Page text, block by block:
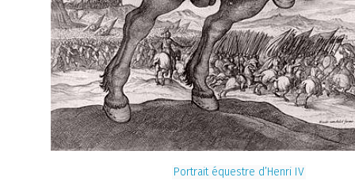
Portrait équestre d’Henri IV